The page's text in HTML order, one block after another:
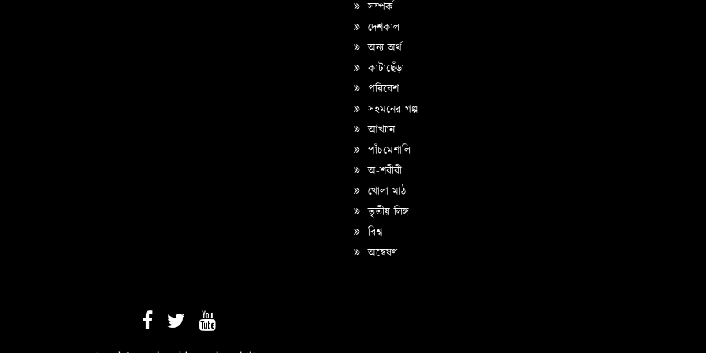
সম্পর্ক
দেশকাল
অন্য অর্থ
কাটাছেঁড়া
পরিবেশ
সহমনের গল্প
আখ্যান
পাঁচমেশালি
অ-শরীরী
খোলা মাঠ
তৃতীয় লিঙ্গ
বিশ্ব
অন্বেষণ